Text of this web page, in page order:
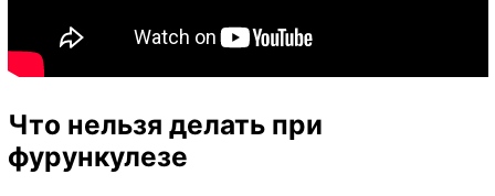
Что нельзя делать при
фурункулезе